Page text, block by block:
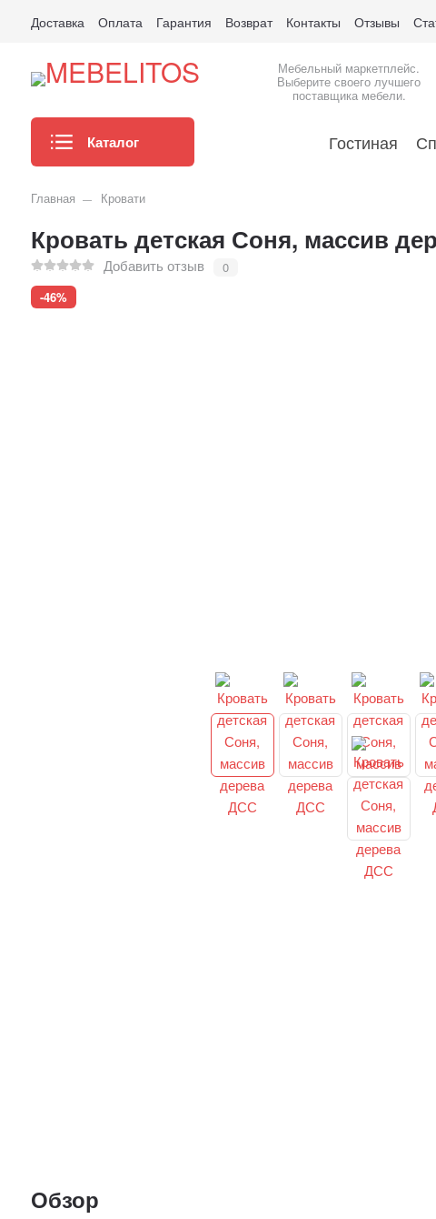
Доставка Оплата Гарантия Возврат Контакты Отзывы
Мебельный маркетплейс.
Выберите своего лучшего
поставщика мебели.
Каталог Гостиная
Главная Кровати
Кровать детская Соня, массив
Добавить отзыв
0
-46%
Обзор